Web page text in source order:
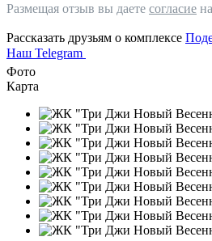
Размещая отзыв вы даете согласие
Рассказать друзьям о комплексе
Наш Telegram
Фото
Карта